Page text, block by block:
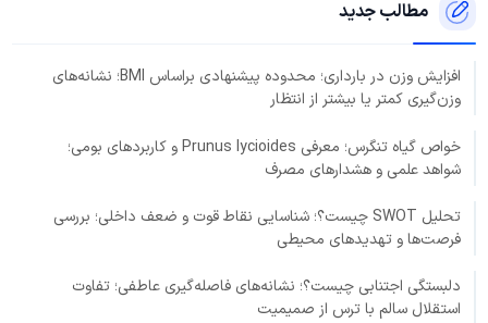
مطالب جدید
افزایش وزن در بارداری؛ محدوده پیشنهادی براساس BMI؛ نشانه‌های
وزن‌گیری کمتر یا بیشتر از انتظار
خواص گیاه تنگرس؛ معرفی Prunus lycioides و کاربردهای بومی؛
شواهد علمی و هشدارهای مصرف
تحلیل SWOT چیست؟؛ شناسایی نقاط قوت و ضعف داخلی؛ بررسی
فرصت‌ها و تهدیدهای محیطی
دلبستگی اجتنابی چیست؟؛ نشانه‌های فاصله‌گیری عاطفی؛ تفاوت
استقلال سالم با ترس از صمیمیت